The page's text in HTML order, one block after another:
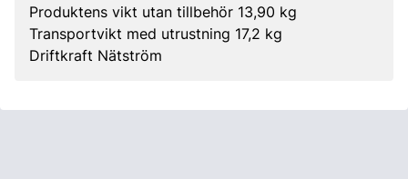
Produktens vikt utan tillbehör 13,90 kg
Transportvikt med utrustning 17,2 kg
Driftkraft Nätström